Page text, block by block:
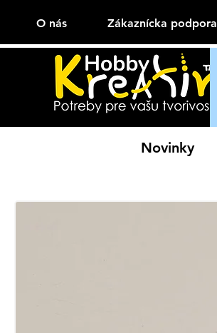
O nás Zákaznícka podpora
Novinky